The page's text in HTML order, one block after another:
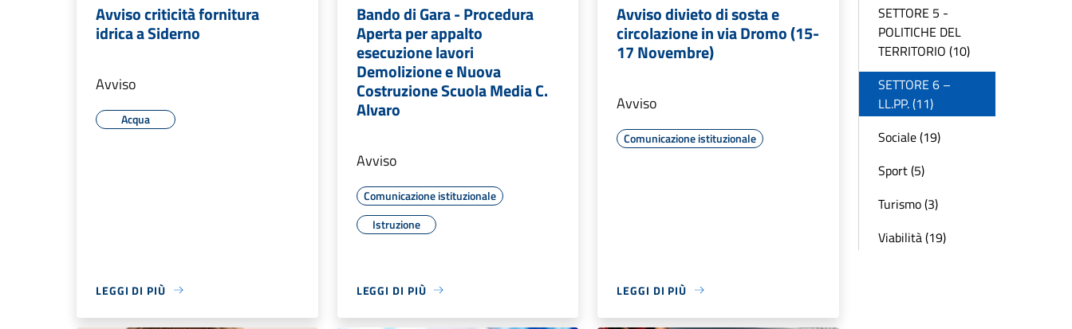
Avviso criticità fornitura
idrica a Siderno
Avviso
Acqua
LEGGI DI PIÙ
Bando di Gara - Procedura
Aperta per appalto
esecuzione lavori
Demolizione e Nuova
Costruzione Scuola Media C.
Alvaro
Avviso
Comunicazione istituzionale
Istruzione
LEGGI DI PIÙ
Avviso divieto di sosta e
circolazione in via Dromo (15-
17 Novembre)
Avviso
Comunicazione istituzionale
LEGGI DI PIÙ
SETTORE 5 -
POLITICHE DEL
TERRITORIO (10)
SETTORE 6 –
LL.PP. (11)
Sociale (19)
Sport (5)
Turismo (3)
Viabilità (19)